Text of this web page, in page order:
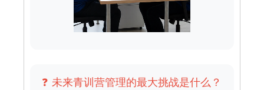
❓ 未来青训营管理的最大挑战是什么？